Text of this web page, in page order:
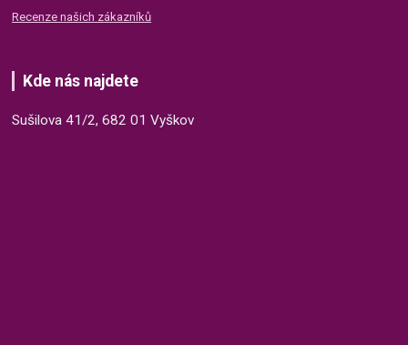
Recenze našich zákazníků
Kde nás najdete
Sušilova 41/2, 682 01 Vyškov